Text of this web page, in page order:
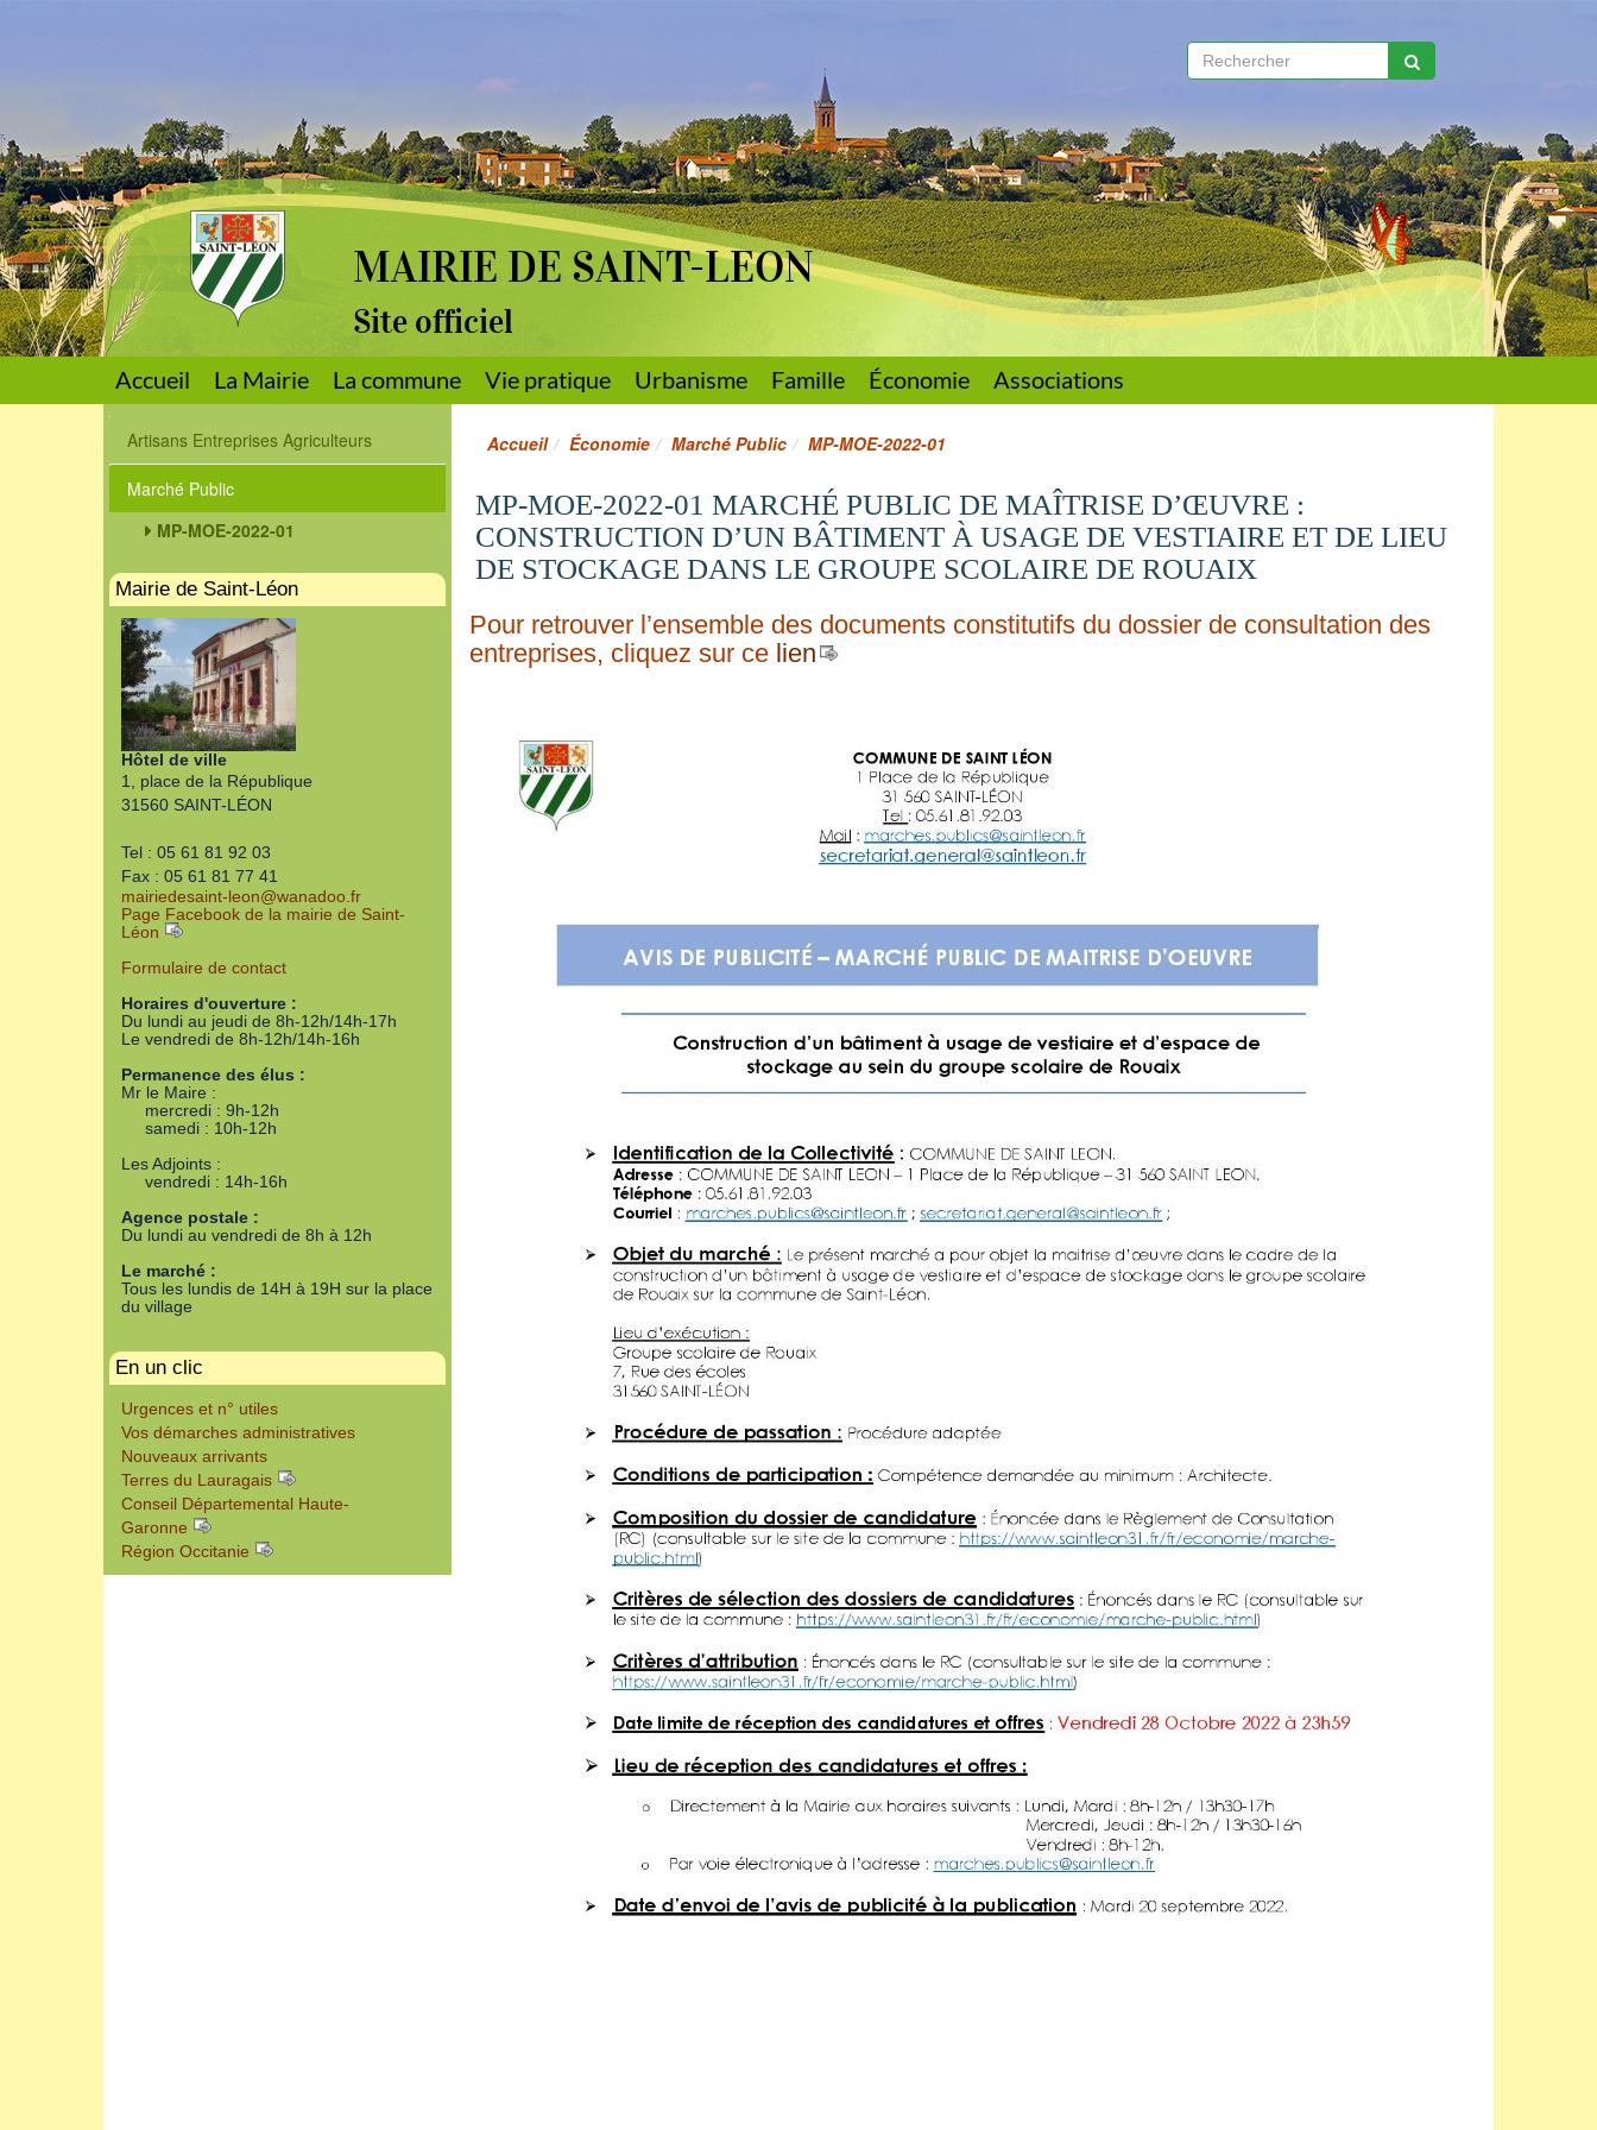
MAIRIE DE SAINT-LEON
Site officiel
Accueil La Mairie La commune Vie pratique Urbanisme Famille Économie Associations
Accueil Économie Marché Public MP-MOE-2022-01
MP-MOE-2022-01 MARCHÉ PUBLIC DE MAÎTRISE D’ŒUVRE :
CONSTRUCTION D’UN BÂTIMENT À USAGE DE VESTIAIRE ET DE LIEU
DE STOCKAGE DANS LE GROUPE SCOLAIRE DE ROUAIX
Pour retrouver l’ensemble des documents constitutifs du dossier de consultation des
entreprises, cliquez sur ce lien
Artisans Entreprises Agriculteurs
Marché Public
MP-MOE-2022-01
Mairie de Saint-Léon
Hôtel de ville
1, place de la République
31560 SAINT-LÉON
Tel : 05 61 81 92 03
Fax : 05 61 81 77 41
mairiedesaint-leon@wanadoo.fr
Page Facebook de la mairie de Saint-
Léon
Formulaire de contact
Horaires d'ouverture :
Du lundi au jeudi de 8h-12h/14h-17h
Le vendredi de 8h-12h/14h-16h
Permanence des élus :
Mr le Maire :
mercredi : 9h-12h
samedi : 10h-12h
Les Adjoints :
vendredi : 14h-16h
Agence postale :
Du lundi au vendredi de 8h à 12h
Le marché :
Tous les lundis de 14H à 19H sur la place
du village
En un clic
Urgences et n° utiles
Vos démarches administratives
Nouveaux arrivants
Terres du Lauragais
Conseil Départemental Haute-
Garonne
Région Occitanie